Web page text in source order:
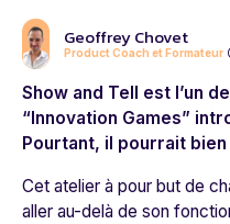
Geoffrey Chovet
Product Coach et Formateur
Show and Tell est l’un
“Innovation Games”
Pourtant, il pourrait
Cet atelier à pour but de
aller au-delà de son